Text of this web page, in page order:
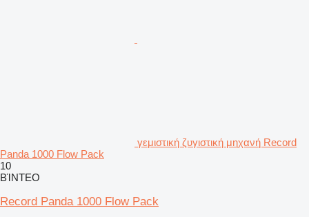
γεμιστική ζυγιστική μηχανή Record
Panda 1000 Flow Pack
10
ΒΊΝΤΕΟ
Record Panda 1000 Flow Pack